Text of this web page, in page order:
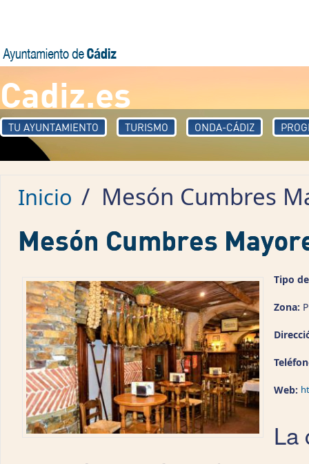
Cadiz.es
TU AYUNTAMIENTO TURISMO ONDA-CÁDIZ
Inicio / Mesón Cumbres
Mesón Cumbres
Tipo
Zona:
Web:
La